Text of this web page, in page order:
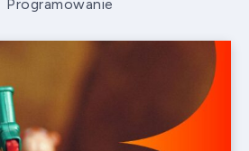
Programowanie